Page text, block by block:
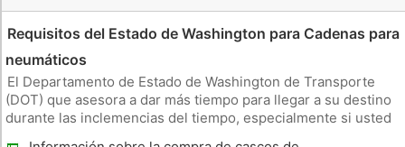
Requisitos del Estado de Washington para Cadenas para
neumáticos
El Departamento de Estado de Washington de Transporte
(DOT) que asesora a dar más tiempo para llegar a su destino
durante las inclemencias del tiempo, especialmente si usted